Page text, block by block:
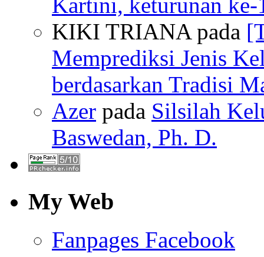
KIKI TRIANA pada
Memprediksi Jenis
berdasarkan Tradisi
Azer pada Silsilah
Baswedan, Ph. D.
My Web
Fanpages Facebook